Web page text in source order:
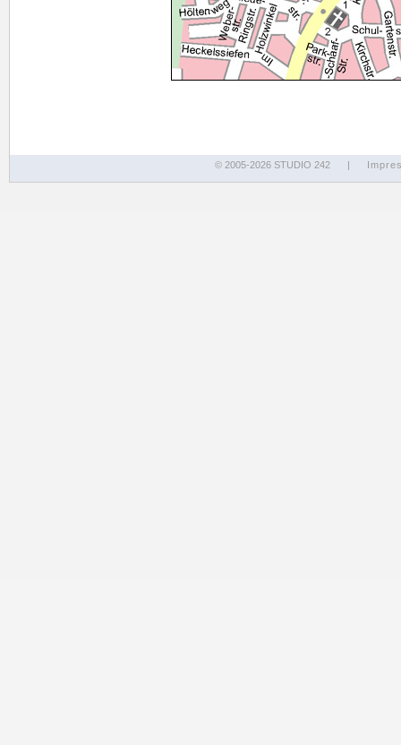
© 2005-2026 STUDIO 242 |